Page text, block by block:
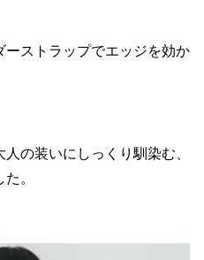
ストラップでエッジを効か
の装いにしっくり馴染む、
。